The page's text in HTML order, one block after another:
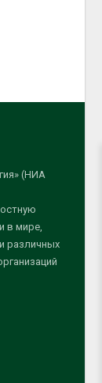
(НИА
в мире,
различных